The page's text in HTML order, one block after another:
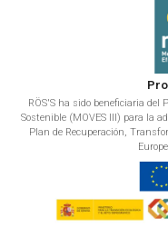
RÖS'S ha sido beneficiaria del
Sostenible (MOVES III) para la
Plan de Recuperación,